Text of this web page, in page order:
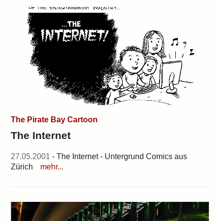
The Pirate Bay Cartoon
The Internet
27.05.2001 - The Internet - Untergrund Comics aus
Zürich
mehr...